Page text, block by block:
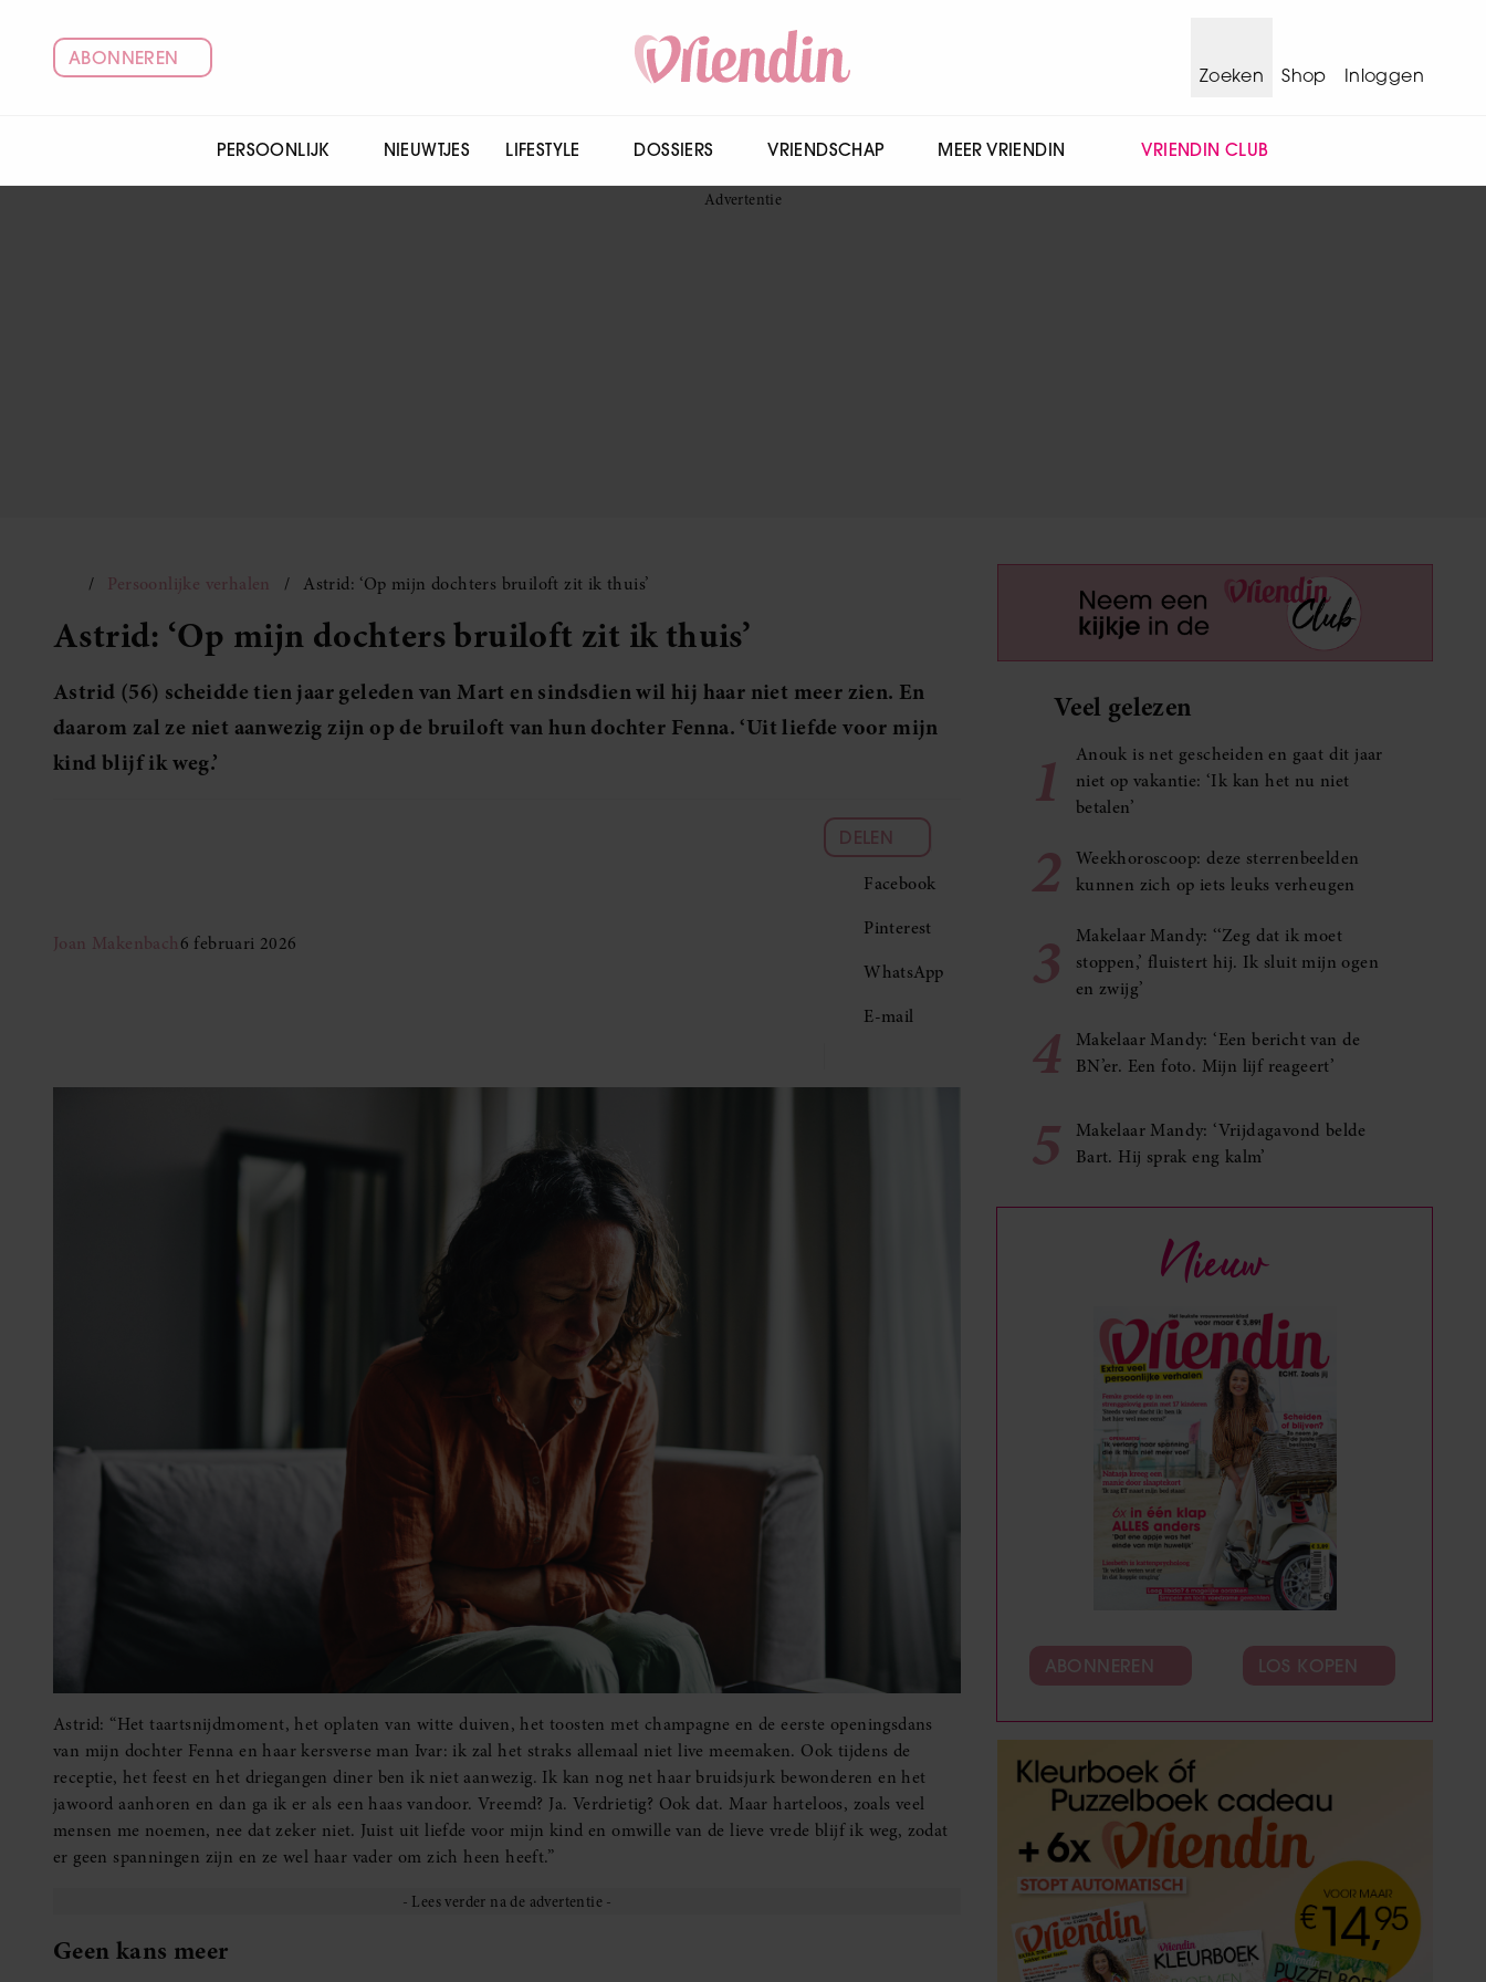
ABONNEREN
Zoeken
Shop Inloggen
PERSOONLIJK NIEUWTJES LIFESTYLE DOSSIERS VRIENDSCHAP MEER VRIENDIN VRIENDIN CLUB
Persoonlijke verhalen Astrid: ‘Op mijn dochters bruiloft zit ik thuis’
Astrid: ‘Op mijn dochters bruiloft zit ik thuis’
Astrid (56) scheidde tien jaar geleden van Mart en sindsdien wil hij haar niet meer zien. En
daarom zal ze niet aanwezig zijn op de bruiloft van hun dochter Fenna. ‘Uit liefde voor mijn
kind blijf ik weg.’
Joan Makenbach6 februari 2026
DELEN
Facebook
Pinterest
WhatsApp
E-mail
Astrid: “Het taartsnijdmoment, het oplaten van witte duiven, het toosten met champagne en de eerste openingsdans
van mijn dochter Fenna en haar kersverse man Ivar: ik zal het straks allemaal niet live meemaken. Ook tijdens de
receptie, het feest en het driegangen diner ben ik niet aanwezig. Ik kan nog net haar bruidsjurk bewonderen en het
jawoord aanhoren en dan ga ik er als een haas vandoor. Vreemd? Ja. Verdrietig? Ook dat. Maar harteloos, zoals veel
mensen me noemen, nee dat zeker niet. Juist uit liefde voor mijn kind en omwille van de lieve vrede blijf ik weg, zodat
er geen spanningen zijn en ze wel haar vader om zich heen heeft.”
Geen kans meer
Veel gelezen
1
Anouk is net gescheiden en gaat dit jaar
niet op vakantie: ‘Ik kan het nu niet
betalen’
2
Weekhoroscoop: deze sterrenbeelden
kunnen zich op iets leuks verheugen
3
Makelaar Mandy: ‘‘Zeg dat ik moet
stoppen,’ fluistert hij. Ik sluit mijn ogen
en zwijg’
4
Makelaar Mandy: ‘Een bericht van de
BN’er. Een foto. Mijn lijf reageert’
5
Makelaar Mandy: ‘Vrijdagavond belde
Bart. Hij sprak eng kalm’
Nieuw
ABONNEREN LOS KOPEN